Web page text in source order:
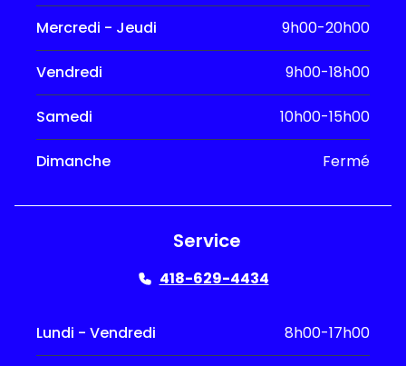
Mercredi - Jeudi 9h00-20h00
Vendredi 9h00-18h00
Samedi 10h00-15h00
Dimanche Fermé
Service
418-629-4434
Lundi - Vendredi 8h00-17h00